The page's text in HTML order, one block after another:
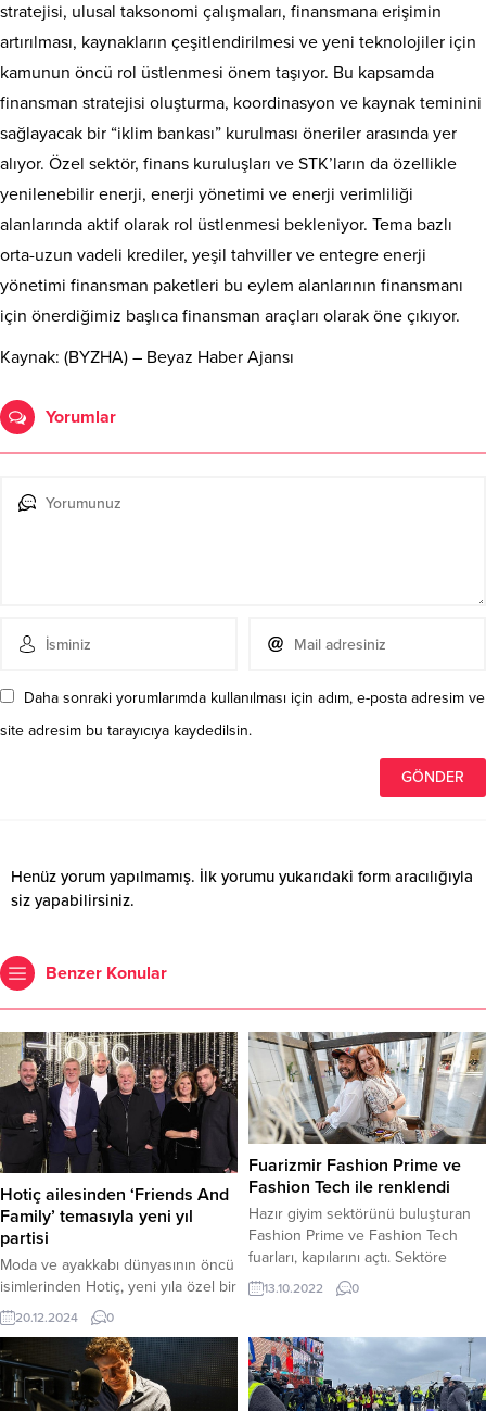
stratejisi, ulusal taksonomi çalışmaları, finansmana erişimin
artırılması, kaynakların çeşitlendirilmesi ve yeni teknolojiler için
kamunun öncü rol üstlenmesi önem taşıyor. Bu kapsamda
finansman stratejisi oluşturma, koordinasyon ve kaynak teminini
sağlayacak bir “iklim bankası” kurulması öneriler arasında yer
alıyor. Özel sektör, finans kuruluşları ve STK’ların da özellikle
yenilenebilir enerji, enerji yönetimi ve enerji verimliliği
alanlarında aktif olarak rol üstlenmesi bekleniyor. Tema bazlı
orta-uzun vadeli krediler, yeşil tahviller ve entegre enerji
yönetimi finansman paketleri bu eylem alanlarının finansmanı
için önerdiğimiz başlıca finansman araçları olarak öne çıkıyor.
Kaynak: (BYZHA) – Beyaz Haber Ajansı
Yorumlar
Daha sonraki yorumlarımda kullanılması için adım, e-posta adresim ve
site adresim bu tarayıcıya kaydedilsin.
Henüz yorum yapılmamış. İlk yorumu yukarıdaki form aracılığıyla
siz yapabilirsiniz.
Benzer Konular
Hotiç ailesinden ‘Friends And
Family’ temasıyla yeni yıl
partisi
Moda ve ayakkabı dünyasının öncü
isimlerinden Hotiç, yeni yıla özel bir
davetle merhaba dedi.
20.12.2024 0
Fuarizmir Fashion Prime ve
Fashion Tech ile renklendi
Hazır giyim sektörünü buluşturan
Fashion Prime ve Fashion Tech
fuarları, kapılarını açtı. Sektöre
güçlü bir ticaret kapısı açan, kumaş,
konfeksiyon yan sanayi, hazır
baskı teknolojilerinin aynı anda
sergilendiği fuarlarda; aynı
zamanda defileler, söyleşiler,
13.10.2022 0